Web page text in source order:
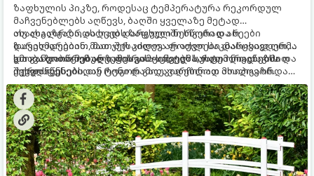
ზაფხულის პიკზე, როდესაც ტემპერატურა რეკორდულ
მაჩვენებლებს აღწევს, ბაღში ყველაზე მეტად
ახალგაზრდა, ახლად დარგული ნერგები და ხეები
ზარალდებიან. მათ ჯერ კიდევ არ აქვთ საკმარისად ღრმა
და განვითარებული ფესვთა სისტემა, რათა ნიადაგის
ქვედა ფენებიდან ტენი დამოუკიდებლად მოიპოვონ.
თუ ახალგაზრდა ხეებს ზაფხულში სწორად არ
დავეხმარებით, მათ შესაძლოა ფოთლები დასცვივდეთ,
ხმობა დაიწყონ ან ზამთრის ყინვებს სუსტი ორგანიზმით
შეხვდნენ.
გთავაზობთ მებაღეების გამოცდილ საიდუმლოებებსა და
ოქროს წესებს, თუ როგორ გადავარჩინოთ ახალგაზრდა
ხეები ზაფხულის სიცხეში: